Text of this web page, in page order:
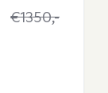
€1350,-